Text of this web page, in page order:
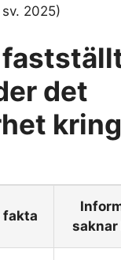
2025)
det
fakta